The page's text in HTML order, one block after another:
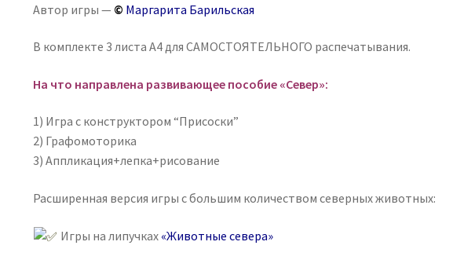
занятия
Автор игры — © Маргарита Барильская
В комплекте 3 листа А4 для САМОСТОЯТЕЛЬНОГО распечатывания.
На что направлена развивающее пособие «Север»:
1) Игра с конструктором “Присоски”
2) Графомоторика
3) Аппликация+лепка+рисование
Расширенная версия игры с большим количеством северных животных:
Игры на липучках «Животные севера»